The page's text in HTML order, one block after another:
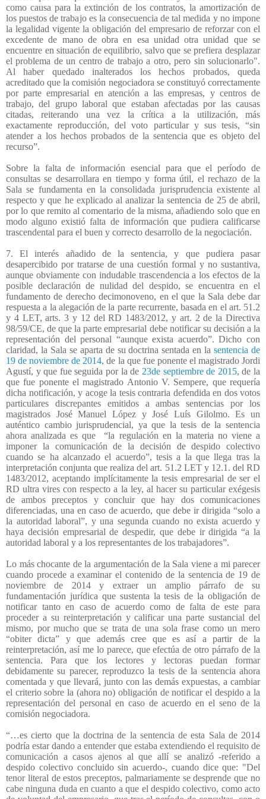
como causa para la extinción de los contratos, la amortización de
los puestos de trabajo es la consecuencia de tal medida y no impone
la legalidad vigente la obligación del empresario de reforzar con el
excedente de mano de obra en esa unidad otra unidad que se
encuentre en situación de equilibrio, salvo que se prefiera desplazar
el problema de un centro de trabajo a otro, pero sin solucionarlo".
Al haber quedado inalterados los hechos probados, queda
acreditado que la comisión negociadora se constituyó correctamente
por parte empresarial en atención a las empresas, y centros de
trabajo, del grupo laboral que estaban afectadas por las causas
citadas, reiterando una vez la crítica a la utilización, más
exactamente reproducción, del voto particular y sus tesis, “sin
atender a los hechos probados de la sentencia que es objeto del
recurso”.
Sobre la falta de información esencial para que el período de
consultas se desarrollara en tiempo y forma útil, el rechazo de la
Sala se fundamenta en la consolidada jurisprudencia existente al
respecto y que he explicado al analizar la sentencia de 25 de abril,
por lo que remito al comentario de la misma, añadiendo solo que en
modo alguno existió falta de información que pudiera calificarse
trascendental para el buen y correcto desarrollo de la negociación.
7. El interés añadido de la sentencia, y que pudiera pasar
desapercibido por tratarse de una cuestión formal y no sustantiva,
aunque obviamente con indudable trascendencia a los efectos de la
posible declaración de nulidad del despido, se encuentra en el
fundamento de derecho decimonoveno, en el que la Sala debe dar
respuesta a la alegación de la parte recurrente, basada en el art. 51.2
y 4 LET, arts. 3 y 12 del RD 1483/2012, y art. 2 de la Directiva
98/59/CE, de que la parte empresarial debe notificar su decisión a la
representación del personal “aunque exista acuerdo”. Dicho con
claridad, la Sala se aparta de su doctrina sentada en lasentencia de
19 de noviembre de 2014,de la que fue ponente el magistrado Jordi
Agustí, y que fue seguida por la de 23de septiembre de 2015, de la
que fue ponente el magistrado Antonio V. Sempere, que requería
dicha notificación, y acoge la tesis contraria defendida en dos votos
particulares discrepantes emitidos a ambas sentencias por los
magistrados José Manuel López y José Luís Gilolmo. Es un
auténtico cambio jurisprudencial, ya que la tesis de la sentencia
ahora analizada es que
“la regulación en la materia no viene a
imponer la comunicación de la decisión de despido colectivo
cuando se ha alcanzado el acuerdo”, tesis a la que llega tras la
interpretación conjunta que realiza del art. 51.2 LET y 12.1. del RD
1483/2012, aceptando implícitamente la tesis empresarial de ser el
RD ultra vires con respecto a la ley, al hacer su particular exégesis
de ambos preceptos y concluir que hay dos comunicaciones
diferenciadas, una en caso de acuerdo, que debe ir dirigida “solo a
la autoridad laboral”, y una segunda cuando no exista acuerdo y
haya decisión empresarial de despedir, que debe ir dirigida “a la
autoridad laboral y a los representantes de los trabajadores”.
Lo más chocante de la argumentación de la Sala viene a mi parecer
cuando procede a examinar el contenido de la sentencia de 19 de
noviembre de 2014 y extraer un amplio párrafo de su
fundamentación jurídica que sustenta la tesis de la obligación de
notificar tanto en caso de acuerdo como de falta de este para
proceder a su reinterpretación y calificar una parte sustancial del
mismo, por mucho que se trata de una sola frase como un mero
“obiter dicta” y que además cree que es así a partir de la
reinterpretación, así me lo parece, que efectúa de otro párrafo de la
sentencia. Para que los lectores y lectoras puedan formar
debidamente su parecer, reproduzco la tesis de la sentencia ahora
comentada y que llevará, junto con las demás expuestas, a cambiar
el criterio sobre la (ahora no) obligación de notificar el despido a la
representación del personal en caso de acuerdo en el seno de la
comisión negociadora.
“…es cierto que la doctrina de la sentencia de esta Sala de 2014
podría estar dando a entender que estaba extendiendo el requisito de
comunicación a casos ajenos al que allí se analizó -referido a
despido colectivo concluido sin acuerdo-, cuando dice que: "Del
tenor literal de estos preceptos, palmariamente se desprende que no
cabe ninguna duda en cuanto a que el despido colectivo, como acto